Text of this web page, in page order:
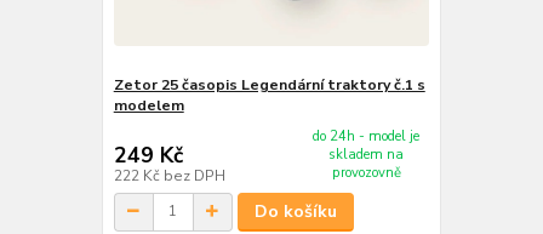
Zetor 25 časopis Legendární traktory č.1 s
modelem
249 Kč
222 Kč bez DPH
do 24h - model je
skladem na
provozovně
Do košíku